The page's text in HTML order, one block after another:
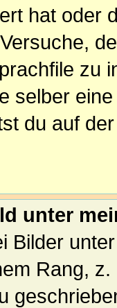
hat oder
zu
selber
du auf
unter
Rang, z.